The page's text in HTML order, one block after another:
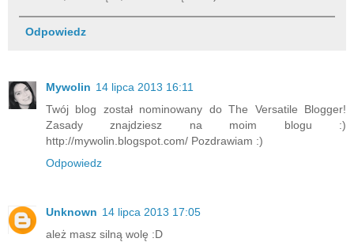
Odpowiedz
Mywolin 14 lipca 2013 16:11
Twój blog został nominowany do The Versatile Blogger!
Zasady znajdziesz na moim blogu :)
http://mywolin.blogspot.com/ Pozdrawiam :)
Odpowiedz
Unknown 14 lipca 2013 17:05
ależ masz silną wolę :D